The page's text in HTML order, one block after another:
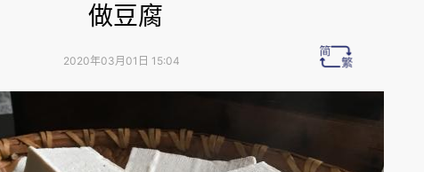
做豆腐
2020年03月01日 15:04